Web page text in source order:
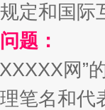
定和国
题：
网”
笔名和